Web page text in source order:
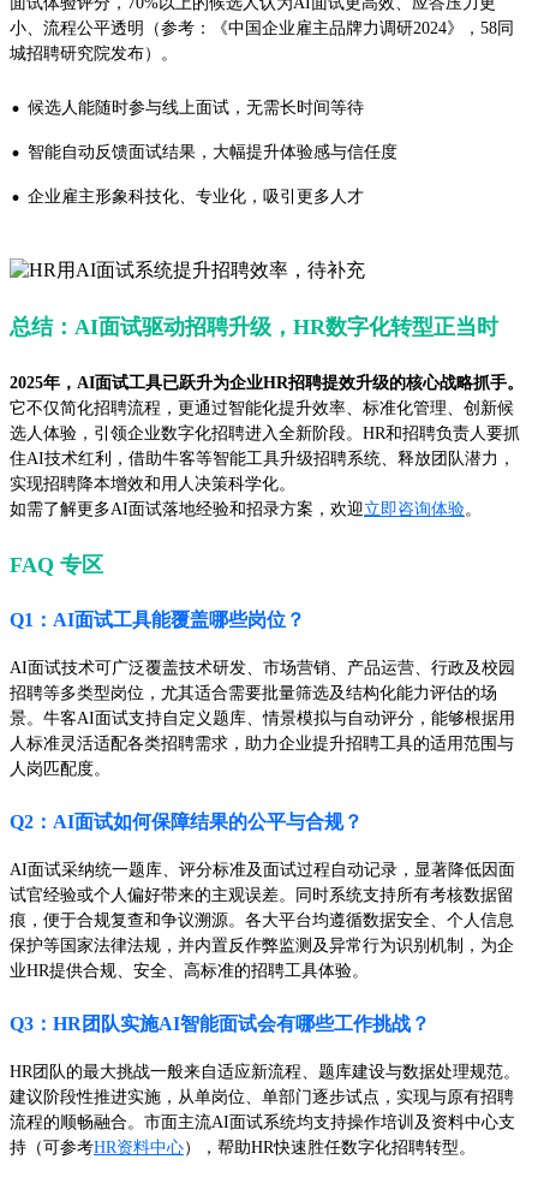
小、流程公平透明（参考：《中国企业雇主品牌力调研2024》，58同
城招聘研究院发布）。
· 候选人能随时参与线上面试，无需长时间等待
· 智能自动反馈面试结果，大幅提升体验感与信任度
· 企业雇主形象科技化、专业化，吸引更多人才
总结：AI面试驱动招聘升级，HR数字化转型正当时
2025年，AI面试工具已跃升为企业HR招聘提效升级的核心战略抓手。
它不仅简化招聘流程，更通过智能化提升效率、标准化管理、创新候
选人体验，引领企业数字化招聘进入全新阶段。HR和招聘负责人要抓
住AI技术红利，借助牛客等智能工具升级招聘系统、释放团队潜力，
实现招聘降本增效和用人决策科学化。
如需了解更多AI面试落地经验和招录方案，欢迎立即咨询体验。
FAQ 专区
Q1：AI面试工具能覆盖哪些岗位？
AI面试技术可广泛覆盖技术研发、市场营销、产品运营、行政及校园
招聘等多类型岗位，尤其适合需要批量筛选及结构化能力评估的场
景。牛客AI面试支持自定义题库、情景模拟与自动评分，能够根据用
人标准灵活适配各类招聘需求，助力企业提升招聘工具的适用范围与
人岗匹配度。
Q2：AI面试如何保障结果的公平与合规？
AI面试采纳统一题库、评分标准及面试过程自动记录，显著降低因面
试官经验或个人偏好带来的主观误差。同时系统支持所有考核数据留
痕，便于合规复查和争议溯源。各大平台均遵循数据安全、个人信息
保护等国家法律法规，并内置反作弊监测及异常行为识别机制，为企
业HR提供合规、安全、高标准的招聘工具体验。
Q3：HR团队实施AI智能面试会有哪些工作挑战？
HR团队的最大挑战一般来自适应新流程、题库建设与数据处理规范。
建议阶段性推进实施，从单岗位、单部门逐步试点，实现与原有招聘
流程的顺畅融合。市面主流AI面试系统均支持操作培训及资料中心支
持（可参考HR资料中心），帮助HR快速胜任数字化招聘转型。